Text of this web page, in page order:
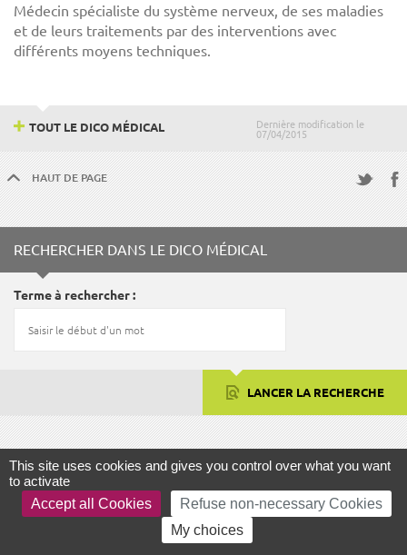
Médecin spécialiste du système nerveux, de ses maladies
et de leurs traitements par des interventions avec
différents moyens techniques.
Dernière modification le
07/04/2015
TOUT LE DICO MÉDICAL
HAUT DE PAGE
RECHERCHER DANS LE DICO MÉDICAL
Terme à rechercher
LANCER LA RECHERCHE
FOCUS
This site uses cookies and gives you control over what you want
to activate
Accept all Cookies
Refuse non-necessary Cookies
My choices